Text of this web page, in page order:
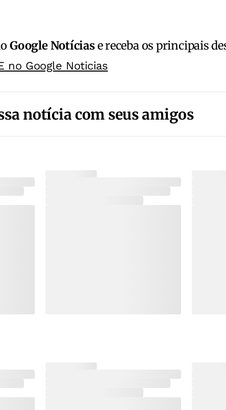
Google Notíciase receba os principais
no Google Noticias
notícia com seus amigos